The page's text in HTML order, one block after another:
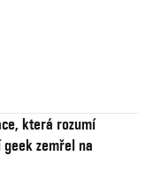
která rozumí
zemřel na